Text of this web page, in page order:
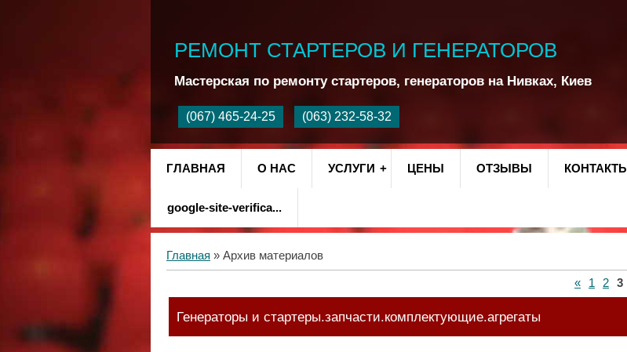
РЕМОНТ СТАРТЕРОВ И ГЕНЕРАТОРОВ
Мастерская по ремонту стартеров, генераторов на Нивках, Киев
ГЛАВНАЯ О НАС УСЛУГИ ЦЕНЫ ОТЗЫВЫ КОНТАКТЫ
google-site-verifica...
Главная » Архив материалов
« 1 2 3
Генераторы и стартеры.запчасти.комплектующие.агрегаты